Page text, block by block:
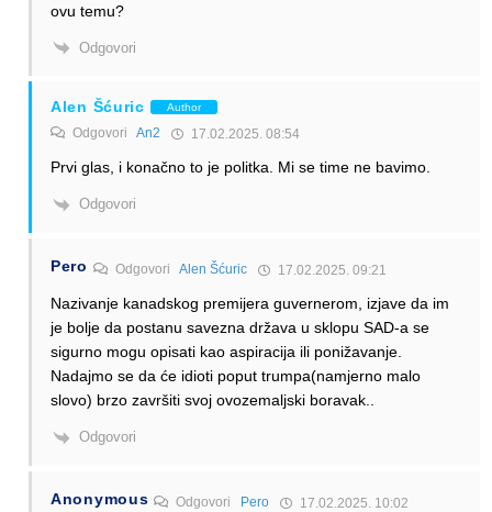
ovu temu?
Odgovori
Alen Šćuric Author
Odgovori An2 17.02.2025. 08:54
Prvi glas, i konačno to je politka. Mi se time ne bavimo.
Odgovori
Pero Odgovori Alen Šćuric 17.02.2025. 09:21
Nazivanje kanadskog premijera guvernerom, izjave da im
je bolje da postanu savezna država u sklopu SAD-a se
sigurno mogu opisati kao aspiracija ili ponižavanje.
Nadajmo se da će idioti poput trumpa(namjerno malo
slovo) brzo završiti svoj ovozemaljski boravak..
Odgovori
Anonymous Odgovori Pero 17.02.2025. 10:02